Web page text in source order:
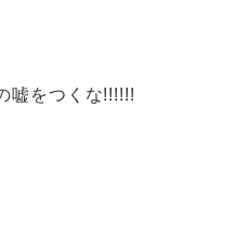
嘘をつくな!!!!!!